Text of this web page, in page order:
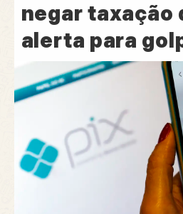
negar taxação
alerta para